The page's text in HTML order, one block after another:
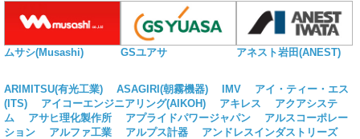
ムサシ(Musashi) GSユアサ アネスト岩田(ANEST)
ARIMITSU(有光工業) ASAGIRI(朝霧機器) IMV
アイ・ティー・エス
(ITS)
アイコーエンジニアリング(AIKOH) アキレス
アクアシステ
ム
アサヒ理化製作所 アプライドパワージャパン
アルスコーポレー
ション
アルファ工業 アルプス計器
アンドレスインダストリーズ